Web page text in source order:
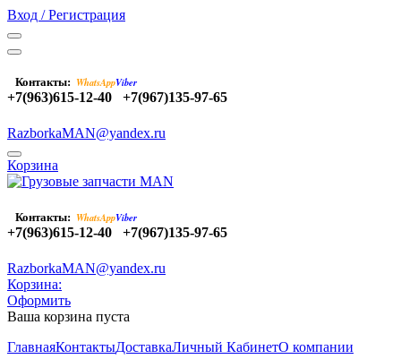
Вход / Регистрация
Контакты: WhatsAppViber
+7(963)615-12-40 +7(967)135-97-65
RazborkaMAN@yandex.ru
Корзина
Контакты: WhatsAppViber
+7(963)615-12-40 +7(967)135-97-65
RazborkaMAN@yandex.ru
Корзина:
Оформить
Ваша корзина пуста
ГлавнаяКонтактыДоставкаЛичный КабинетО компании